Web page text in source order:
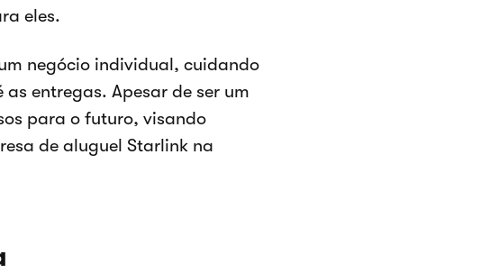
eles.
negócio individual, cuidando
entregas. Apesar de ser um
para o futuro, visando
de aluguel Starlink na